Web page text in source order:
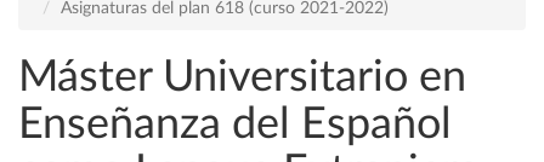
Asignaturas del plan 618 (curso 2021-2022)
Máster Universitario en
Enseñanza del Español